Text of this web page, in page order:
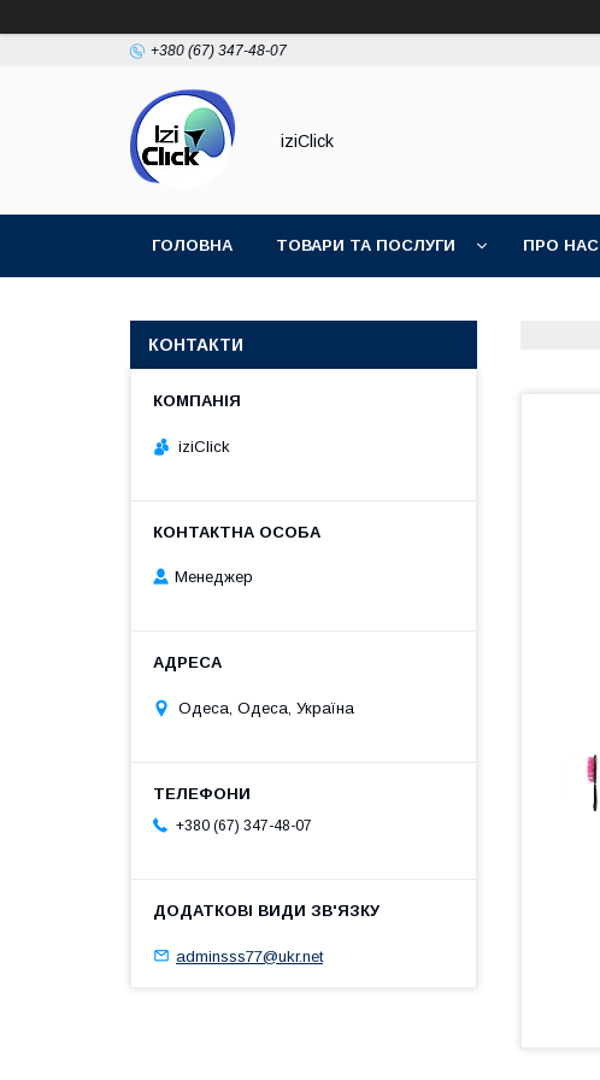
+380 (67) 347-48-07
iziClick
ГОЛОВНА ТОВАРИ ТА ПОСЛУГИ ПРО НАС
КОНТАКТИ
iziClick
Менеджер
Одеса, Одеса, Україна
+380 (67) 347-48-07
adminsss77@ukr.net